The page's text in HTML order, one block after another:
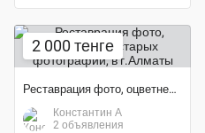
2 000 тенге
Реставрация фото, оцветнение старых фотографий
Константин А
2 объявления